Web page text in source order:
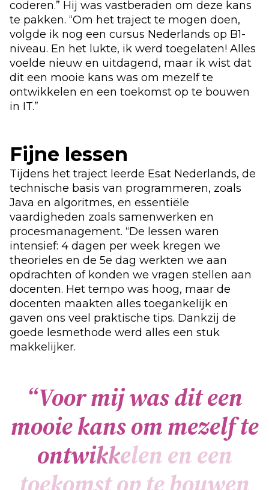
coderen.” Hij was vastberaden om deze kans
te pakken. “Om het traject te mogen doen,
volgde ik nog een cursus Nederlands op B1-
niveau. En het lukte, ik werd toegelaten! Alles
voelde nieuw en uitdagend, maar ik wist dat
dit een mooie kans was om mezelf te
ontwikkelen en een toekomst op te bouwen
in IT.”
Fijne lessen
Tijdens het traject leerde Esat Nederlands, de
technische basis van programmeren, zoals
Java en algoritmes, en essentiële
vaardigheden zoals samenwerken en
procesmanagement. “De lessen waren
intensief: 4 dagen per week kregen we
theorieles en de 5e dag werkten we aan
opdrachten of konden we vragen stellen aan
docenten. Het tempo was hoog, maar de
docenten maakten alles toegankelijk en
gaven ons veel praktische tips. Dankzij de
goede lesmethode werd alles een stuk
makkelijker.
“Voormijwasditeen
mooiekansommezelfte
ontwikkeleneneen